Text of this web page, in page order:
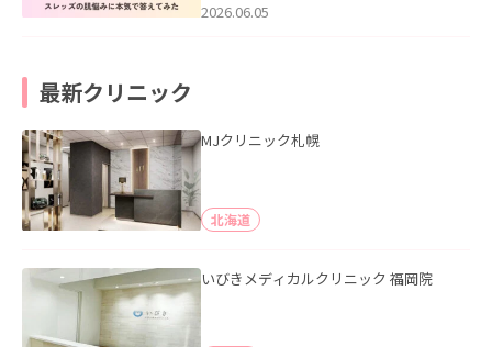
2026.06.05
最新クリニック
MJクリニック札幌
北海道
いびきメディカルクリニック 福岡院